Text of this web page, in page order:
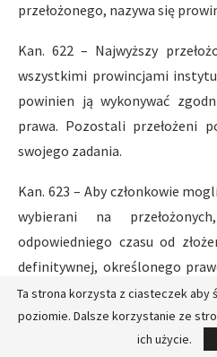
przełożonego, nazywa się
Kan. 622 – Najwyższy
wszystkimi prowincjami
powinien ją wykonywać
prawa. Pozostali przełożeni
swojego zadania.
Kan. 623 – Aby członkowie
wybierani na
odpowiedniego czasu od
definitywnej, określonego
wyższych przełożonych, .w
Kan. 624 – § 1. Przełożeni
Ta strona korzysta z ciasteczek aby
poziomie. Dalsze korzystanie ze
ich użycie.